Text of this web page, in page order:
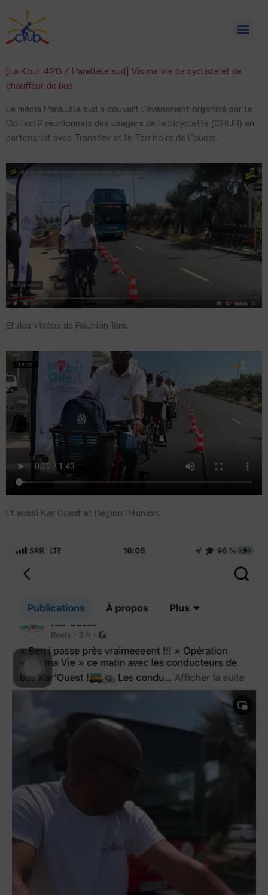
[La Kour 420 / Parallèle sud] Vis ma vie de cycliste et de
chauffeur de bus
Le média Parallèle sud a couvert l’événement organisé par le
Collectif réunionnais des usagers de la bicyclette (CRUB) en
partenariat avec Transdev et le Territoire de l’ouest.
Et des vidéos de Réunion 1ère.
Et aussi Kar Ouest et Région Réunion.